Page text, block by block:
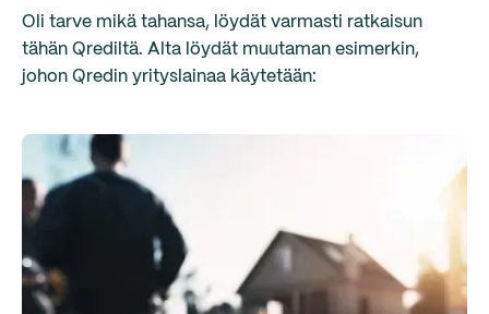
Oli tarve mikä tahansa, löydät varmasti ratkaisun
tähän Qrediltä. Alta löydät muutaman esimerkin,
johon Qredin yrityslainaa käytetään: